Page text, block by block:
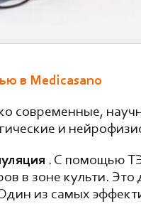
в Medicasano
современные,
и
. С помощью
в зоне культи.
из самых